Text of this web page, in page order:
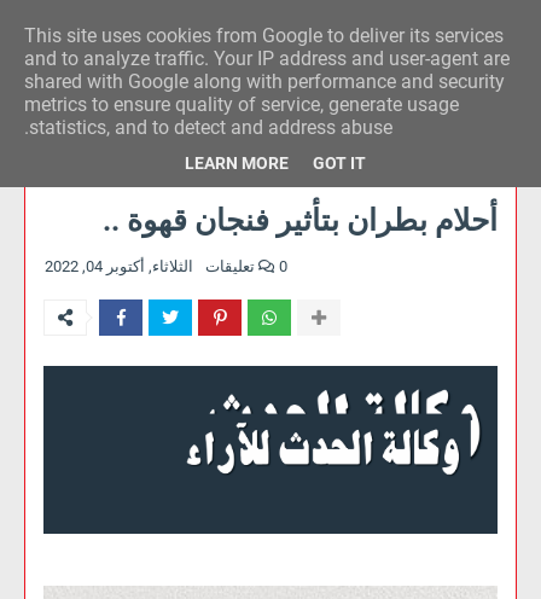
وكالة الحدث للآراء
أحلام بطران بتأثير فنجان قهوة ..
الثلاثاء, أكتوبر 04, 2022 0 تعليقات
This site uses cookies from Google to deliver its services
and to analyze traffic. Your IP address and user-agent are
shared with Google along with performance and security
metrics to ensure quality of service, generate usage
statistics, and to detect and address abuse.
LEARN MORE GOT IT